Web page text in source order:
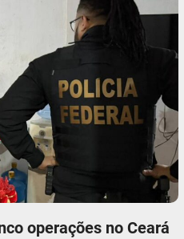
operações no Ceará